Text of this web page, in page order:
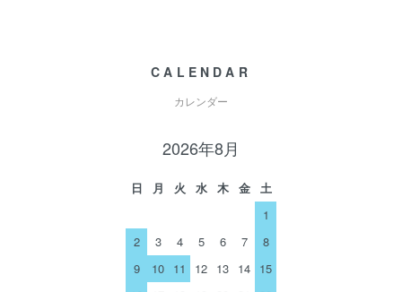
CALENDAR
カレンダー
2026年8月
日 月 火 水 木 金
土
1
2
3 4 5 6 7
8
9
10 11 12 13 14 15